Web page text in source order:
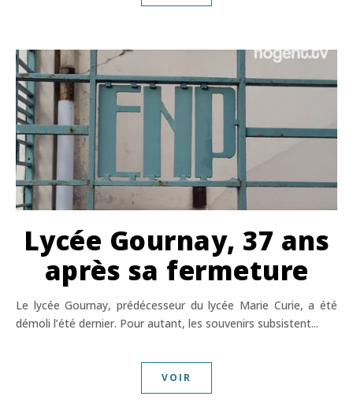
Lycée Gournay, 37 ans
après sa fermeture
Le lycée Gournay, prédécesseur du lycée Marie Curie, a été
démoli l’été dernier. Pour autant, les souvenirs subsistent...
VOIR